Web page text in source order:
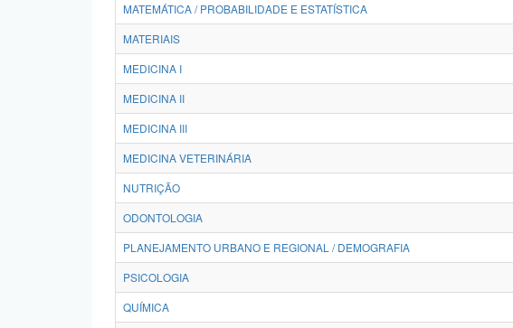
MATEMÁTICA / PROBABILIDADE E ESTATÍSTICA
MATERIAIS
MEDICINA I
MEDICINA II
MEDICINA III
MEDICINA VETERINÁRIA
NUTRIÇÃO
ODONTOLOGIA
PLANEJAMENTO URBANO E REGIONAL / DEMOGRAFIA
PSICOLOGIA
QUÍMICA